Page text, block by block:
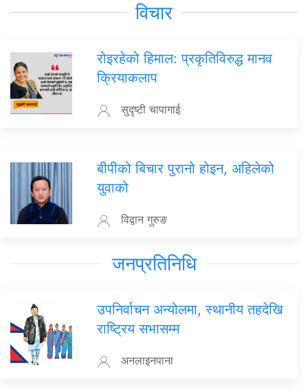
विचार
रोइरहेको हिमाल: प्रकृतिविरुद्ध मानव
क्रियाकलाप
सुदृष्टी चापागाई
बीपीको बिचार पुरानो होइन, अहिलेको
युवाको
विद्वान गुरुङ
जनप्रतिनिधि
उपनिर्वाचन अन्योलमा, स्थानीय तहदेखि
राष्ट्रिय सभासम्म
अनलाइनपाना